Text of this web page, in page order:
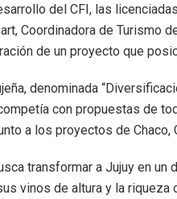
del CFI, las
Coordinadora de Turismo
de un proyecto que
denominada
con propuestas de
a los proyectos de Chaco,
transformar a Jujuy en
vinos de altura y la